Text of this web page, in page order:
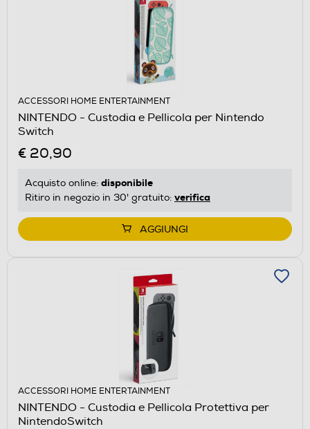
ACCESSORI HOME ENTERTAINMENT
NINTENDO - Custodia e Pellicola per Nintendo
Switch
€ 20,90
Acquisto online: disponibile
Ritiro in negozio in 30' gratuito: verifica
AGGIUNGI
ACCESSORI HOME ENTERTAINMENT
NINTENDO - Custodia e Pellicola Protettiva per
NintendoSwitch